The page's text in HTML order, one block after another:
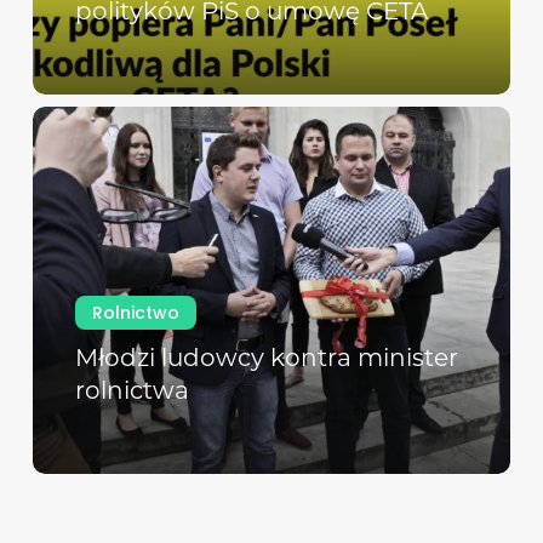
polityków PiS o umowę CETA
Rolnictwo
Młodzi ludowcy kontra minister
rolnictwa